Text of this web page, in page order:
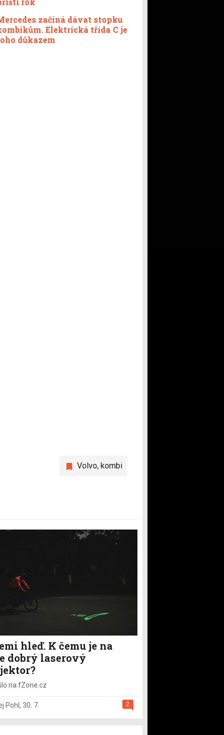
Volvo, kombi
začíná dávat stopku
Elektrická třída C je
důkazem
hleď. K čemu je na
dobrý laserový
na fZone.cz
2
Pohl , 30. 7.